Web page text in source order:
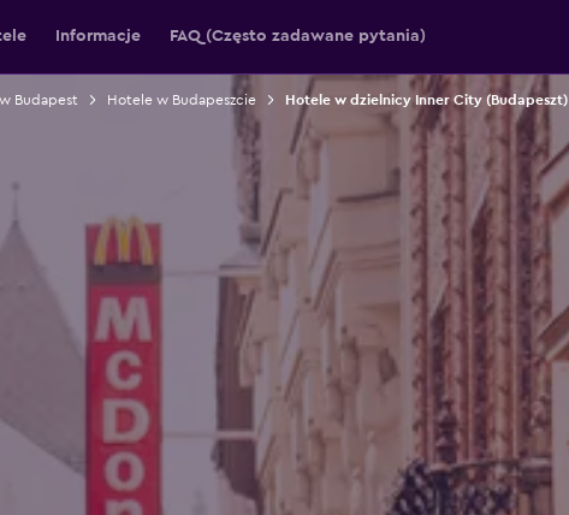
Informacje FAQ (Często zadawane pytania)
Budapest Hotele w Budapeszcie Hotele w dzielnicy Inner City (Budapeszt)